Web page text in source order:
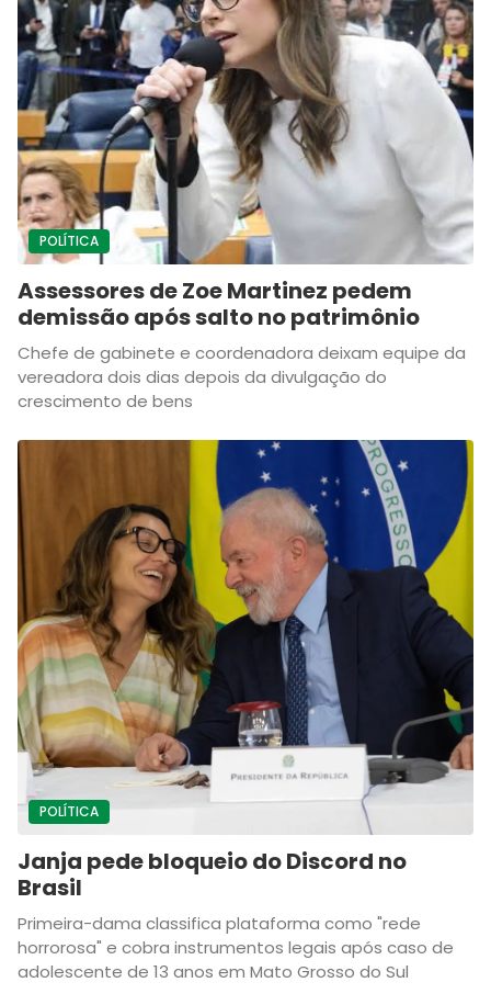
POLÍTICA
Assessores de Zoe Martinez pedem
demissão após salto no patrimônio
Chefe de gabinete e coordenadora deixam equipe da
vereadora dois dias depois da divulgação do
crescimento de bens
POLÍTICA
Janja pede bloqueio do Discord no
Brasil
Primeira-dama classifica plataforma como "rede
horrorosa" e cobra instrumentos legais após caso de
adolescente de 13 anos em Mato Grosso do Sul